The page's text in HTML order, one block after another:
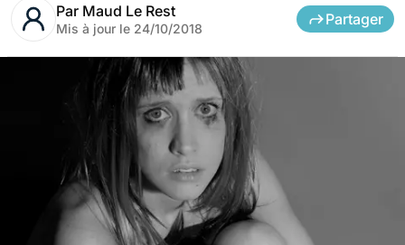
Par Maud Le Rest
Mis à jour le 24/10/2018
Partager